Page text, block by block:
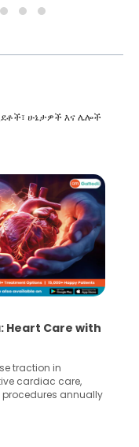
ሁኔታዎች እና ሌሎች
Heart Care with
traction in
cardiac care,
annually
angioplasty and